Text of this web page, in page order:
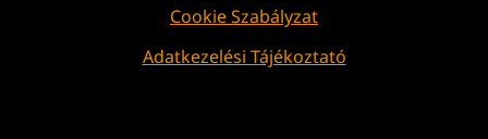
Cookie Szabályzat
Adatkezelési Tájékoztató